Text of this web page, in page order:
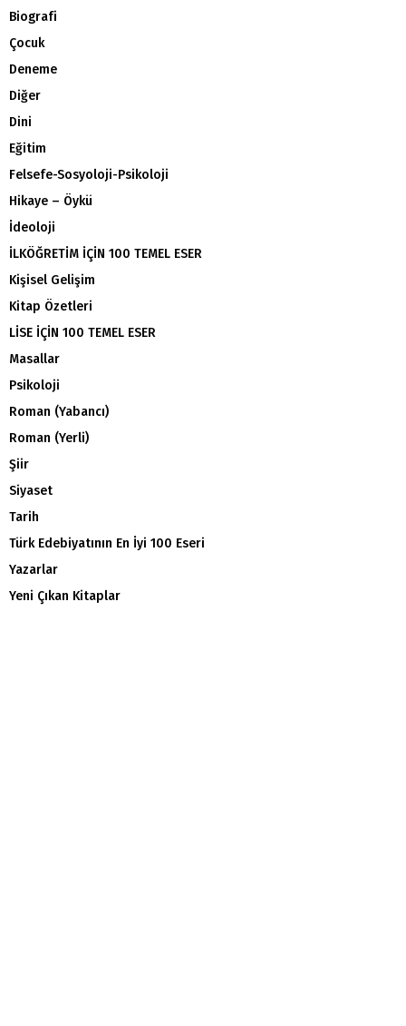
Biografi
Çocuk
Deneme
Diğer
Dini
Eğitim
Felsefe-Sosyoloji-Psikoloji
Hikaye – Öykü
İdeoloji
İLKÖĞRETİM İÇİN 100 TEMEL ESER
Kişisel Gelişim
Kitap Özetleri
LİSE İÇİN 100 TEMEL ESER
Masallar
Psikoloji
Roman (Yabancı)
Roman (Yerli)
Şiir
Siyaset
Tarih
Türk Edebiyatının En İyi 100 Eseri
Yazarlar
Yeni Çıkan Kitaplar